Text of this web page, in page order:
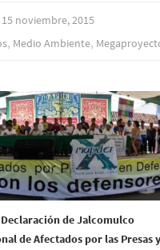
15 noviembre, 2015
, Medio Ambiente,
Declaración de Jalcomulco
de Afectados por las Presas